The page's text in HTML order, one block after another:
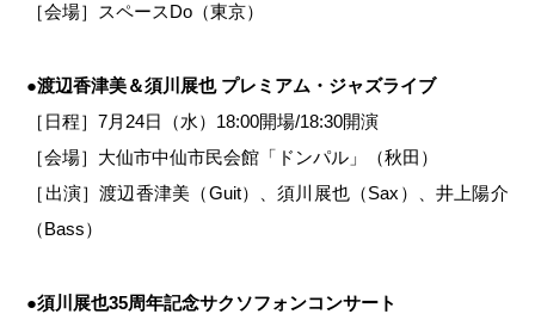
［会場］スペースDo（東京）
●渡辺香津美＆須川展也 プレミアム・ジャズライブ
［日程］7月24日（水）18:00開場/18:30開演
［会場］大仙市中仙市民会館「ドンパル」（秋田）
［出演］渡辺香津美（Guit）、須川展也（Sax）、井上陽介
（Bass）
●須川展也35周年記念サクソフォンコンサート